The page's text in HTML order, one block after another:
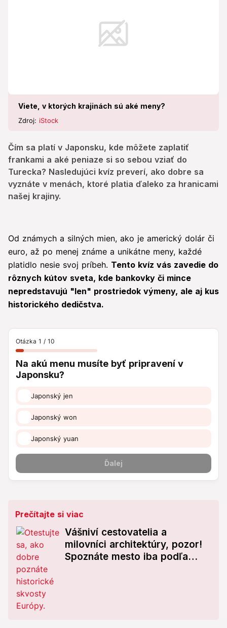
Viete, v ktorých krajinách sú aké meny?
Zdroj: iStock
Čím sa platí v Japonsku, kde môžete zaplatiť
frankami a aké peniaze si so sebou vziať do
Turecka? Nasledujúci kvíz preverí, ako dobre sa
vyznáte v menách, ktoré platia ďaleko za hranicami
našej krajiny.
Od známych a silných mien, ako je americký dolár či
euro, až po menej známe a unikátne meny, každé
platidlo nesie svoj príbeh. Tento kvíz vás zavedie do
rôznych kútov sveta, kde bankovky či mince
nepredstavujú "len" prostriedok výmeny, ale aj kus
historického dedičstva.
Prečítajte si viac
Vášniví cestovatelia a
milovníci architektúry, pozor!
Spoznáte mesto iba podľa